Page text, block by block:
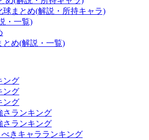
球まとめ(解説・所持キャラ)
・一覧)
とめ(解説・一覧)
ング
ング
ング
さランキング
さランキング
べきキャラランキング